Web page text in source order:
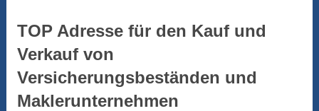
TOP Adresse für den Kauf und
Verkauf von
Versicherungsbeständen und
Maklerunternehmen